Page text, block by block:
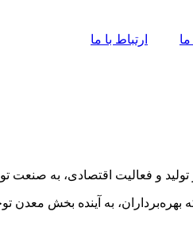
ارتباط با ما
و فعالیت اقتصادی، به صنعت
به آینده بخش معدن